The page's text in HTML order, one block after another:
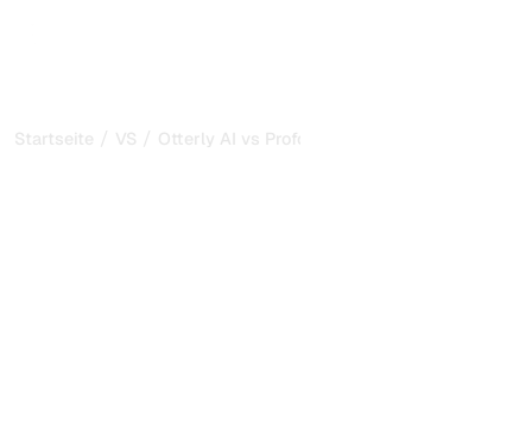
Startseite / VS / Otterly AI vs Profound